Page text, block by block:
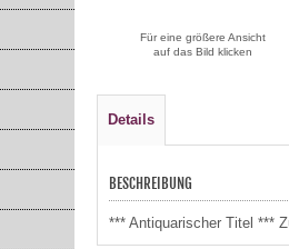
Für eine größere Ansicht
auf das Bild klicken
Details
BESCHREIBUNG
*** Antiquarischer Titel ***